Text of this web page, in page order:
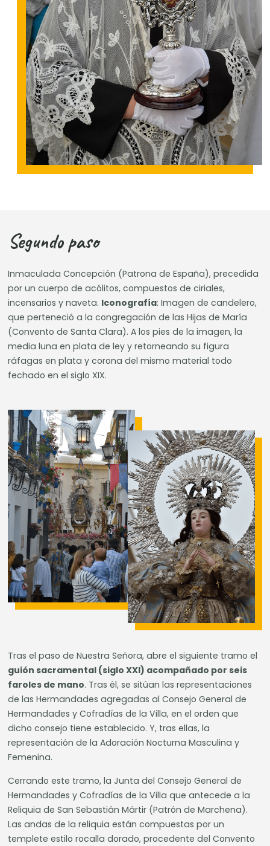
Segundo paso
Inmaculada Concepción (Patrona de España), precedida
por un cuerpo de acólitos, compuestos de ciriales,
incensarios y naveta. Iconografía: Imagen de candelero,
que perteneció a la congregación de las Hijas de María
(Convento de Santa Clara). A los pies de la imagen, la
media luna en plata de ley y retorneando su figura
ráfagas en plata y corona del mismo material todo
fechado en el siglo XIX.
Tras el paso de Nuestra Señora, abre el siguiente tramo el
guión sacramental (siglo XXI) acompañado por seis
faroles de mano. Tras él, se sitúan las representaciones
de las Hermandades agregadas al Consejo General de
Hermandades y Cofradías de la Villa, en el orden que
dicho consejo tiene establecido. Y, tras ellas, la
representación de la Adoración Nocturna Masculina y
Femenina.
Cerrando este tramo, la Junta del Consejo General de
Hermandades y Cofradías de la Villa que antecede a la
Reliquia de San Sebastián Mártir (Patrón de Marchena).
Las andas de la reliquia están compuestas por un
templete estilo rocalla dorado, procedente del Convento